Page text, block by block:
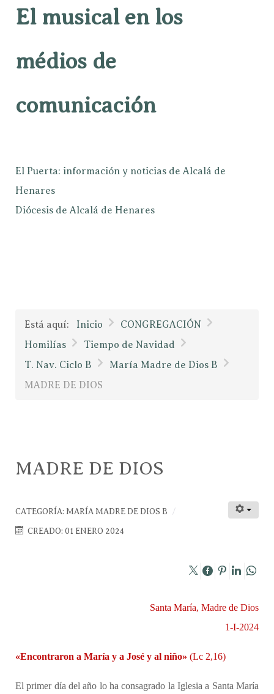
El musical en los
médios de
comunicación
El Puerta: información y noticias de Alcalá de
Henares
Diócesis de Alcalá de Henares
Está aquí: Inicio
CONGREGACIÓN
Homilías
Tiempo de Navidad
T. Nav. Ciclo B
María Madre de Dios B
MADRE DE DIOS
MADRE DE DIOS
CATEGORÍA: MARÍA MADRE DE DIOS B
CREADO: 01 ENERO 2024
Santa María, Madre de Dios
1-I-2024
«Encontraron a María y a José y al niño» (Lc 2,16)
El primer día del año lo ha consagrado la Iglesia a Santa María